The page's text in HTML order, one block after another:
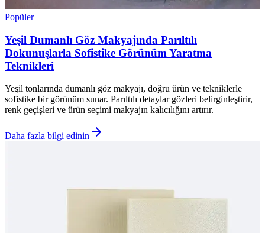
Popüler
Yeşil Dumanlı Göz Makyajında Parıltılı
Dokunuşlarla Sofistike Görünüm Yaratma
Teknikleri
Yeşil tonlarında dumanlı göz makyajı, doğru ürün ve tekniklerle
sofistike bir görünüm sunar. Parıltılı detaylar gözleri belirginleştirir,
renk geçişleri ve ürün seçimi makyajın kalıcılığını artırır.
Daha fazla bilgi edinin